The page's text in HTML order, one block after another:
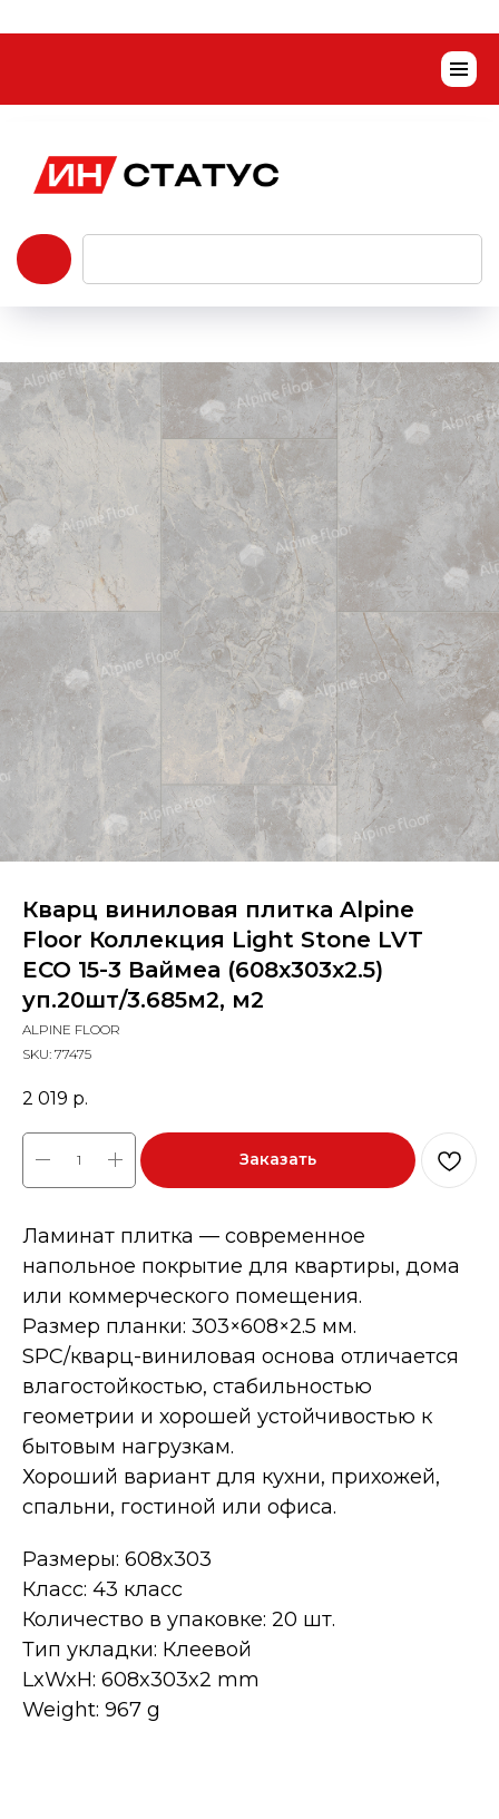
Кварц виниловая плитка Alpine
Floor Коллекция Light Stone LVT
ECO 15-3 Ваймеа (608х303х2.5)
уп.20шт/3.685м2, м2
ALPINE FLOOR
SKU: 77475
2 019 р.
Заказать
Ламинат плитка — современное
напольное покрытие для квартиры, дома
или коммерческого помещения.
Размер планки: 303×608×2.5 мм.
SPC/кварц-виниловая основа отличается
влагостойкостью, стабильностью
геометрии и хорошей устойчивостью к
бытовым нагрузкам.
Хороший вариант для кухни, прихожей,
спальни, гостиной или офиса.
Размеры: 608x303
Класс: 43 класс
Количество в упаковке: 20 шт.
Тип укладки: Клеевой
LxWxH: 608x303x2 mm
Weight: 967 g